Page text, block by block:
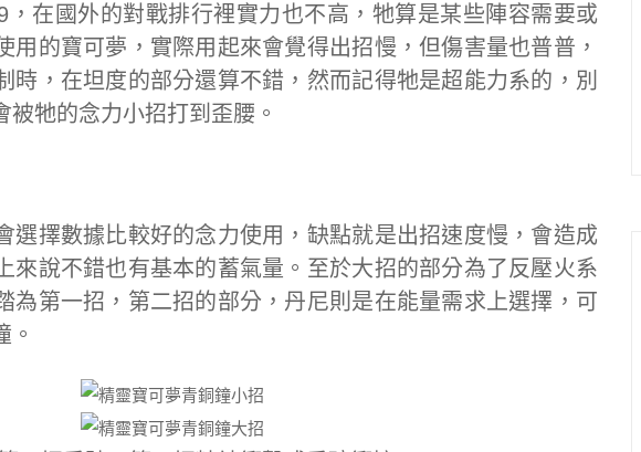
，在國外的對戰排行裡實力也不高，牠算是某些陣容需要或
用的寶可夢，實際用起來會覺得出招慢，但傷害量也普普，
時，在坦度的部分還算不錯，然而記得牠是超能力系的，別
牠的念力小招打到歪腰。
選擇數據比較好的念力使用，缺點就是出招速度慢，會造成
來說不錯也有基本的蓄氣量。至於大招的部分為了反壓火系
為第一招，第二招的部分，丹尼則是在能量需求上選擇，可
。